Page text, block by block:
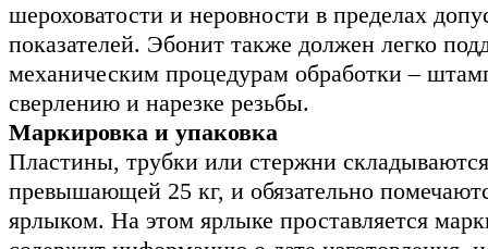
шероховатости и неровности в пределах
показателей. Эбонит также должен легко
механическим процедурам обработки –
сверлению и нарезке резьбы.
Маркировка и упаковка
Пластины, трубки или стержни
превышающей 25 кг, и обязательно
ярлыком. На этом ярлыке проставляется